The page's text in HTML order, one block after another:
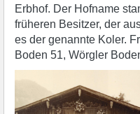
Erbhof. Der Hofname
früheren Besitzer, der
es der genannte Koler.
Boden 51, Wörgler